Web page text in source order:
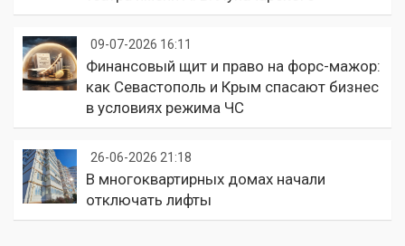
09-07-2026 16:11
Финансовый щит и право на форс-мажор:
как Севастополь и Крым спасают бизнес
в условиях режима ЧС
26-06-2026 21:18
В многоквартирных домах начали
отключать лифты